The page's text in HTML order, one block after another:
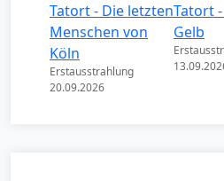
Tatort - Die letzten
Menschen von
Köln
Erstausstrahlung
20.09.2026
Tatort
Gelb